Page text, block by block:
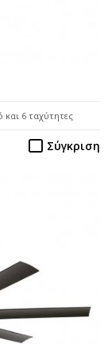
6 ταχύτητες
Σύγκριση